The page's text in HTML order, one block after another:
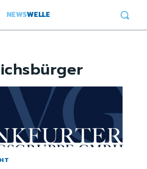
NEWSWELLE